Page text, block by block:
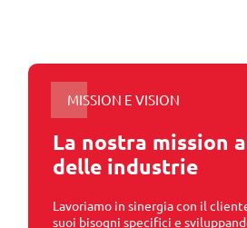
MISSION E VISION
La nostra mission
delle industrie
Lavoriamo in sinergia con il
suoi bisogni specifici e